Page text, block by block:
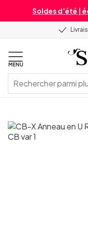
Soldes d’été |
MENU